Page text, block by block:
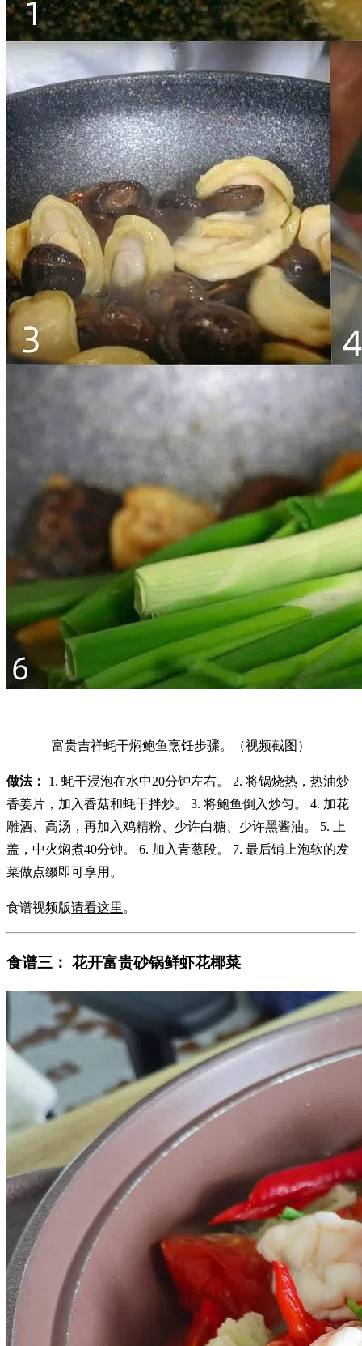
富贵吉祥蚝干焖鲍鱼烹饪步骤。（视频截图）
做法：
1. 蚝干浸泡在水中20分钟左右。 2. 将锅烧热，热油炒
香姜片，加入香菇和蚝干拌炒。 3. 将鲍鱼倒入炒匀。 4. 加花
雕酒、高汤，再加入鸡精粉、少许白糖、少许黑酱油。 5. 上
盖，中火焖煮40分钟。 6. 加入青葱段。 7. 最后铺上泡软的发
菜做点缀即可享用。
食谱视频版请看这里 。
食谱三： 花开富贵砂锅鲜虾花椰菜